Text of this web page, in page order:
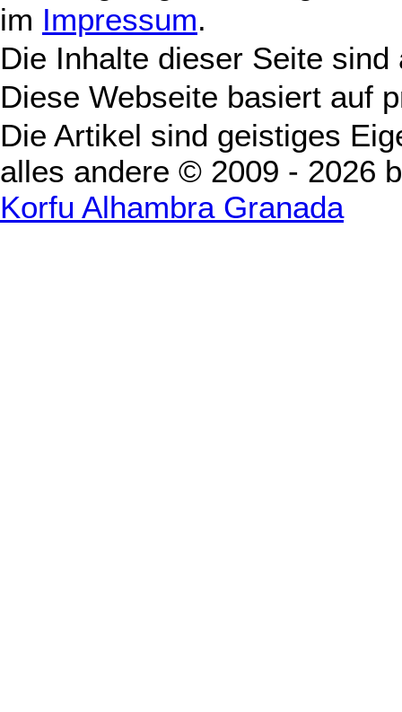
im Impressum.
Die Inhalte dieser Seite
Diese Webseite basiert auf
Die Artikel sind geistiges
alles andere © 2009 - 2026
Korfu Alhambra Granada